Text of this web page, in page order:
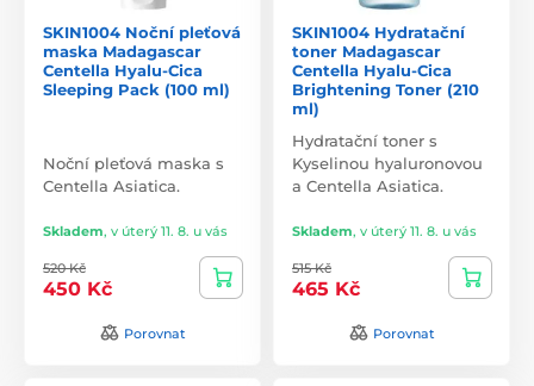
SKIN1004 Noční pleťová
maska Madagascar
Centella Hyalu-Cica
Sleeping Pack (100 ml)
Noční pleťová maska s
Centella Asiatica.
Skladem, v úterý 11. 8. u vás
520 Kč
450 Kč
Porovnat
SKIN1004 Hydratační
toner Madagascar
Centella Hyalu-Cica
Brightening Toner (210
ml)
Hydratační toner s
Kyselinou hyaluronovou
a Centella Asiatica.
Skladem, v úterý 11. 8. u vás
515 Kč
465 Kč
Porovnat